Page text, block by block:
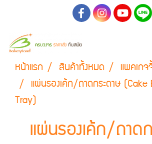
หน้าแรก สินค้าทั้งหมด แพคเกจ
แผ่นรองเค้ก/ถาดกระดาษ
Tray)
แผ่นรองเค้ก/ถาด